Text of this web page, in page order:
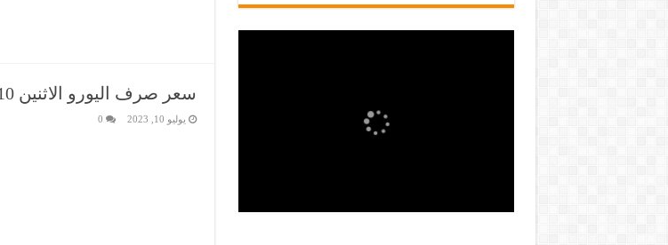
سعر صرف اليورو الاثنين 10 يوليو 2023
يوليو 10, 2023 0